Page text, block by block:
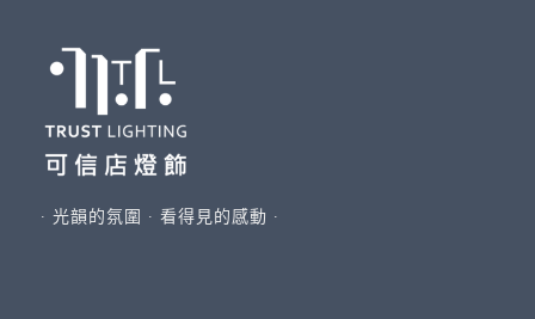
∙ 光韻的氛圍 ∙ 看得見的感動 ∙